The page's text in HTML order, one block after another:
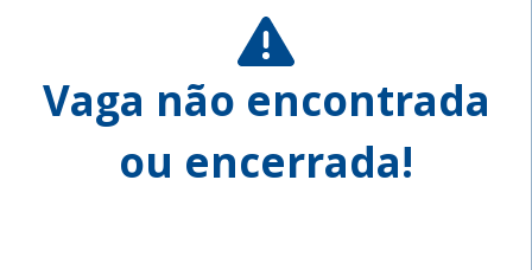
Vaga não encontrada
ou encerrada!